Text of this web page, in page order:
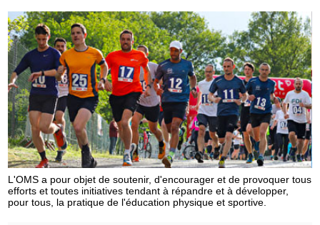
L'OMS a pour objet de soutenir, d'encourager et de provoquer tous
efforts et toutes initiatives tendant à répandre et à développer,
pour tous, la pratique de l'éducation physique et sportive.